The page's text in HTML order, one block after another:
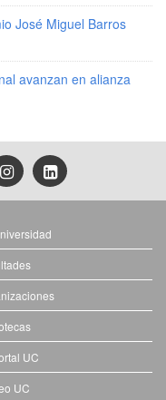
José Miguel Barros
avanzan en alianza
UC
UC